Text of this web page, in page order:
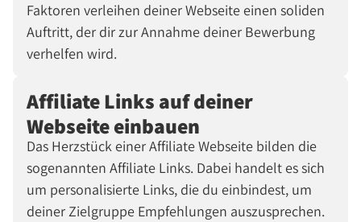
Faktoren verleihen deiner Webseite einen soliden
Auftritt, der dir zur Annahme deiner Bewerbung
verhelfen wird.
Affiliate Links auf deiner
Webseite einbauen
Das Herzstück einer Affiliate Webseite bilden die
sogenannten Affiliate Links. Dabei handelt es sich
um personalisierte Links, die du einbindest, um
deiner Zielgruppe Empfehlungen auszusprechen.